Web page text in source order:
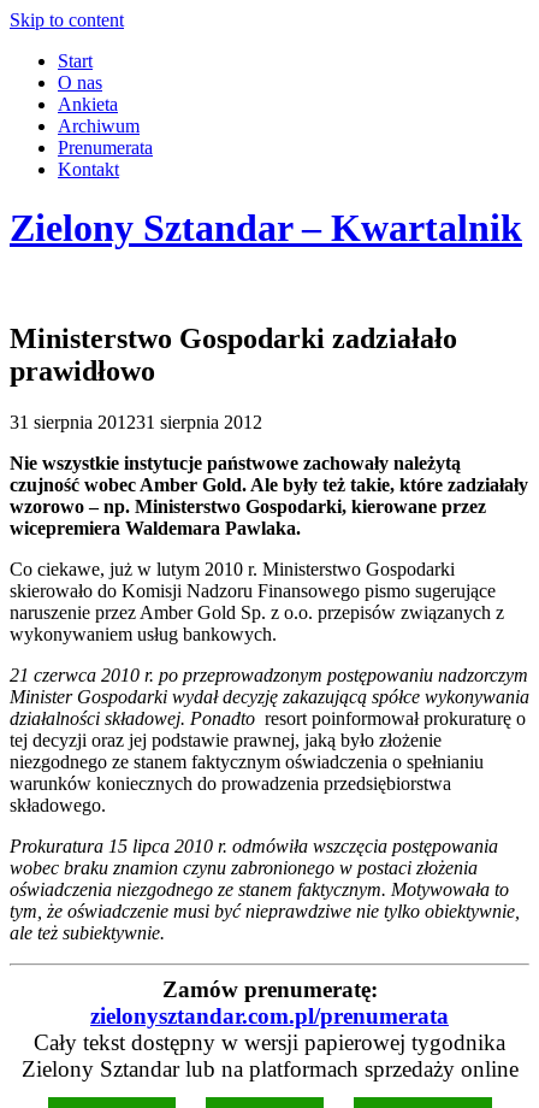
Skip to content
Start
O nas
Ankieta
Archiwum
Prenumerata
Kontakt
Zielony Sztandar – Kwartalnik
Ministerstwo Gospodarki zadziałało
prawidłowo
31 sierpnia 201231 sierpnia 2012
Nie wszystkie instytucje państwowe zachowały należytą
czujność wobec Amber Gold. Ale były też takie, które zadziałały
wzorowo – np. Ministerstwo Gospodarki, kierowane przez
wicepremiera Waldemara Pawlaka.
Co ciekawe, już w lutym 2010 r. Ministerstwo Gospodarki
skierowało do Komisji Nadzoru Finansowego pismo sugerujące
naruszenie przez Amber Gold Sp. z o.o. przepisów związanych z
wykonywaniem usług bankowych.
21 czerwca 2010 r. po przeprowadzonym postępowaniu nadzorczym
Minister Gospodarki wydał decyzję zakazującą spółce wykonywania
działalności składowej. Ponadto resort poinformował prokuraturę o
tej decyzji oraz jej podstawie prawnej, jaką było złożenie
niezgodnego ze stanem faktycznym oświadczenia o spełnianiu
warunków koniecznych do prowadzenia przedsiębiorstwa
składowego.
Prokuratura 15 lipca 2010 r. odmówiła wszczęcia postępowania
wobec braku znamion czynu zabronionego w postaci złożenia
oświadczenia niezgodnego ze stanem faktycznym. Motywowała to
tym, że oświadczenie musi być nieprawdziwe nie tylko obiektywnie,
ale też subiektywnie.
Zamów prenumeratę:
zielonysztandar.com.pl/prenumerata
Cały tekst dostępny w wersji papierowej tygodnika
Zielony Sztandar lub na platformach sprzedaży online